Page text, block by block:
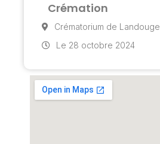
Crémation
Crématorium de Landouge
Le 28 octobre 2024